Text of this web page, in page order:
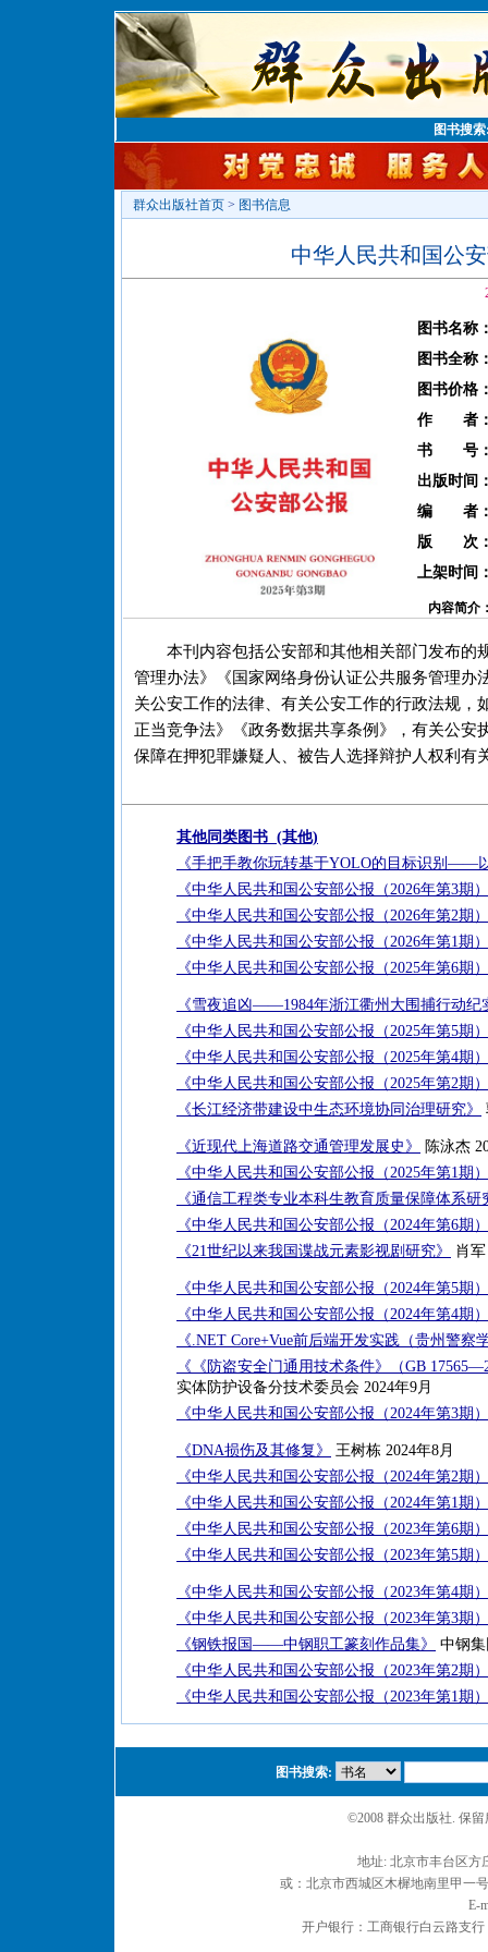
图书搜
群众出版社首页 > 图书信息
中华人民共和国公
图书名称
图书全称
图书价格
作 者
书 号
出版时间
编 者
版 次
上架时间
内容简介
本刊内容包括公安部和其他相关部门发布的
管理办法》《国家网络身份认证公共服务管理
关公安工作的法律、有关公安工作的行政法规
正当竞争法》《政务数据共享条例》，有关公
保障在押犯罪嫌疑人、被告人选择辩护人权利有
其他同类图书 (其他)
《手把手教你玩转基于YOLO的目标识别——
《中华人民共和国公安部公报（2026年第3期
《中华人民共和国公安部公报（2026年第2期
《中华人民共和国公安部公报（2026年第1期
《中华人民共和国公安部公报（2025年第6期
《雪夜追凶——1984年浙江衢州大围捕行动纪
《中华人民共和国公安部公报（2025年第5期
《中华人民共和国公安部公报（2025年第4期
《中华人民共和国公安部公报（2025年第2期
《长江经济带建设中生态环境协同治理研究》
《近现代上海道路交通管理发展史》
陈泳杰
《中华人民共和国公安部公报（2025年第1期
《通信工程类专业本科生教育质量保障体系
《中华人民共和国公安部公报（2024年第6期
《21世纪以来我国谍战元素影视剧研究》
肖
《中华人民共和国公安部公报（2024年第5期
《中华人民共和国公安部公报（2024年第4期
《.NET Core+Vue前后端开发实践（贵州警
《《防盗安全门通用技术条件》（GB
实体防护设备分技术委员会 2024年9月
《中华人民共和国公安部公报（2024年第3期
《DNA损伤及其修复》
王树栋 2024年8月
《中华人民共和国公安部公报（2024年第2期
《中华人民共和国公安部公报（2024年第1期
《中华人民共和国公安部公报（2023年第6期
《中华人民共和国公安部公报（2023年第5期
《中华人民共和国公安部公报（2023年第4期
《中华人民共和国公安部公报（2023年第3期
《钢铁报国——中钢职工篆刻作品集》
中钢
《中华人民共和国公安部公报（2023年第2期
《中华人民共和国公安部公报（2023年第1期
图书搜索:
©2008 群众出版社. 保
地址: 北京市丰台区
或：北京市西城区木樨地南里甲一
E-
开户银行：工商银行白云路支